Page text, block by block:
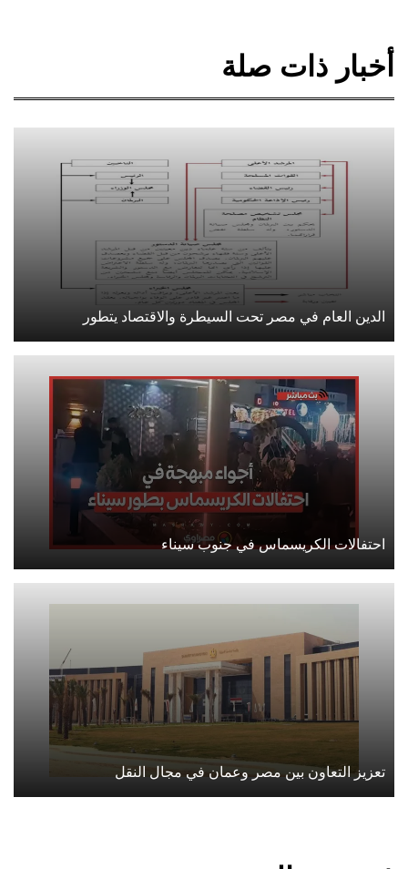
أخبار ذات صلة
الدين العام في مصر تحت السيطرة والاقتصاد يتطور
احتفالات الكريسماس في جنوب سيناء
تعزيز التعاون بين مصر وعمان في مجال النقل